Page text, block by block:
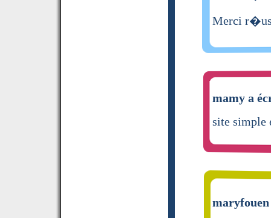
Merci
mamy a
site simple